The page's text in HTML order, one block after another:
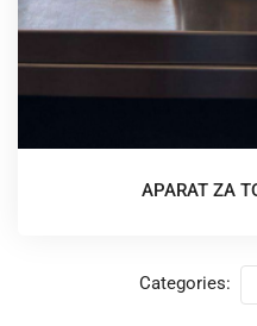
APARAT ZA
Categories: